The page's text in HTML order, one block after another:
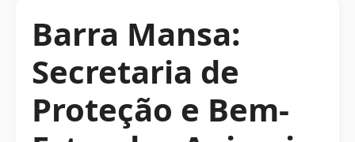
Barra Mansa:
Secretaria de
Proteção e Bem-